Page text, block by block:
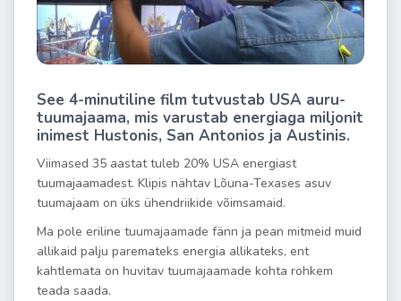
See 4-minutiline film tutvustab USA auru-
tuumajaama, mis varustab energiaga miljonit
inimest Hustonis, San Antonios ja Austinis.
Viimased 35 aastat tuleb 20% USA energiast
tuumajaamadest. Klipis nähtav Lõuna-Texases asuv
tuumajaam on üks ühendriikide võimsamaid.
Ma pole eriline tuumajaamade fänn ja pean mitmeid muid
allikaid palju paremateks energia allikateks, ent
kahtlemata on huvitav tuumajaamade kohta rohkem
teada saada.